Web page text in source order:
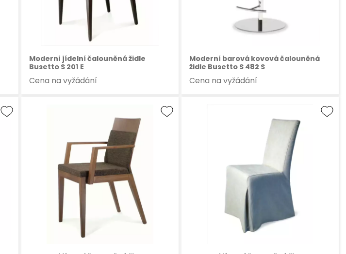
Moderní jídelní čalouněná židle
Busetto S 201 E
Cena na vyžádání
Moderní barová kovová čalouněná
židle Busetto S 482 S
Cena na vyžádání